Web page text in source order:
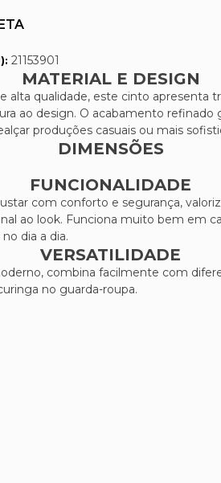
21153901
MATERIAL E DESIGN
alta qualidade, este cinto apresenta
ao design. O acabamento refinado
produções casuais ou mais
DIMENSÕES
FUNCIONALIDADE
com conforto e segurança,
ao look. Funciona muito bem em
dia a dia.
VERSATILIDADE
combina facilmente com
no guarda-roupa.